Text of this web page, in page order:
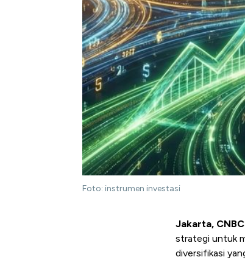
Foto: instrumen investasi
Jakarta,
strategi untuk
diversifikasi